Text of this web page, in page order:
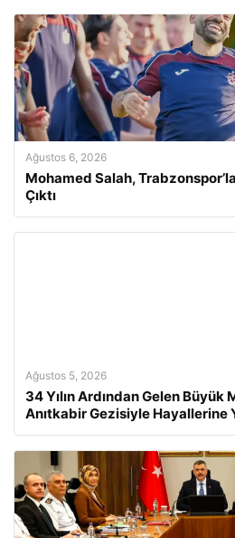
Ağustos 6, 2026
Mohamed Salah,
Çıktı
Ağustos 5, 2026
34 Yılın Ardından Gelen Büyük
Anıtkabir Gezisiyle Hayallerine